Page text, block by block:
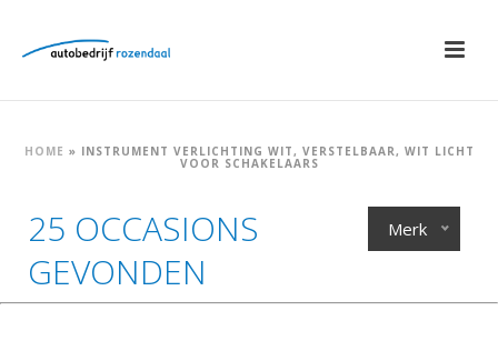
HOME » INSTRUMENT VERLICHTING WIT, VERSTELBAAR, WIT LICHT
VOOR SCHAKELAARS
25 OCCASIONS
GEVONDEN
Merk